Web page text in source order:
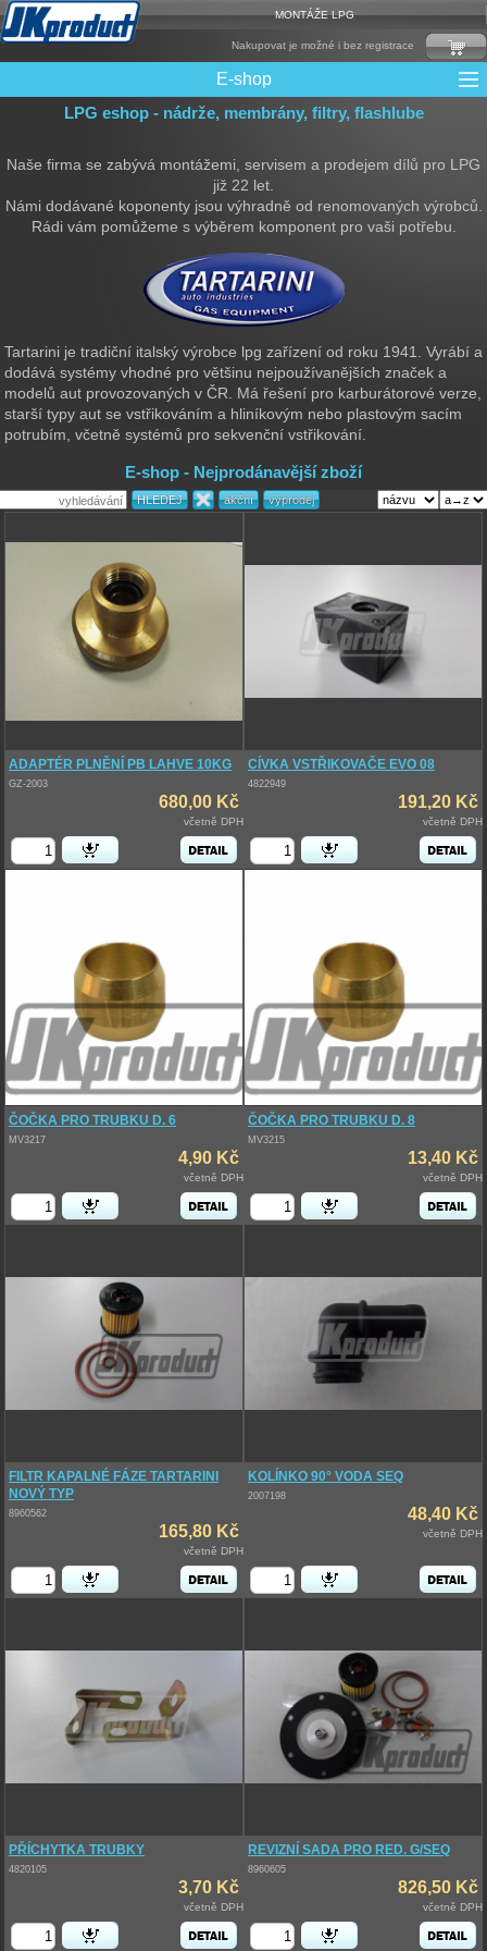
MONTÁŽE LPG
Nakupovat je možné i bez registrace
E-shop
CNG Nádrže
Elektronika + Emulátory
Filtry + Membrány
LPG Nádrže
Mixy + protizášlehové klapky
Multiventily + příslušenství
Ochrana Motoru
Přepínače
Rámy nádrží
Redukce plnění
Reduktory
Řídící jednotky + Testry
Sady + vstřikovače
Spojovací Materiál
Spotřební materiál
Trubky a Hadice
Ventily
LPG eshop - nádrže, membrány, filtry, flashlube
Naše firma se zabývá montážemi, servisem a prodejem dílů pro LPG
již 22 let.
Námi dodávané koponenty jsou výhradně od renomovaných výrobců.
Rádi vám pomůžeme s výběrem komponent pro vaši potřebu.
Tartarini je tradiční italský výrobce lpg zařízení od roku 1941. Vyrábí a
dodává systémy vhodné pro většinu nejpoužívanějších značek a
modelů aut provozovaných v ČR. Má řešení pro karburátorové verze,
starší typy aut se vstřikováním a hliníkovým nebo plastovým sacím
potrubím, včetně systémů pro sekvenční vstřikování.
E-shop - Nejprodánavější zboží
ADAPTÉR PLNĚNÍ PB LAHVE 10KG
GZ-2003
680,00 Kč
včetně DPH
CÍVKA VSTŘIKOVAČE EVO 08
4822949
191,20 Kč
včetně DPH
ČOČKA PRO TRUBKU D. 6
MV3217
4,90 Kč
včetně DPH
ČOČKA PRO TRUBKU D. 8
MV3215
13,40 Kč
včetně DPH
FILTR KAPALNÉ FÁZE TARTARINI
NOVÝ TYP
8960562
165,80 Kč
včetně DPH
KOLÍNKO 90° VODA SEQ
2007198
48,40 Kč
včetně DPH
PŘÍCHYTKA TRUBKY
4820105
3,70 Kč
včetně DPH
REVIZNÍ SADA PRO RED. G/SEQ
8960605
826,50 Kč
včetně DPH